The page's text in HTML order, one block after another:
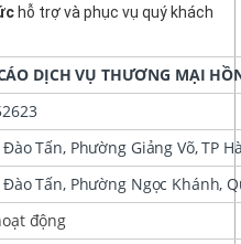
hỗ trợ và phục vụ quý khách
DỊCH VỤ THƯƠNG MẠI
Đào Tấn, Phường Giảng Võ, TP
Đào Tấn, Phường Ngọc Khánh,
động